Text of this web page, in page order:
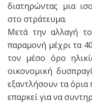
διατηρώντας μια
στο στράτευμα.
Μετά την αλλαγή
παραμονή μέχρι τα
τον μέσο όρο
οικονομική
εξαντλήσουν τα
επαρκεί για να